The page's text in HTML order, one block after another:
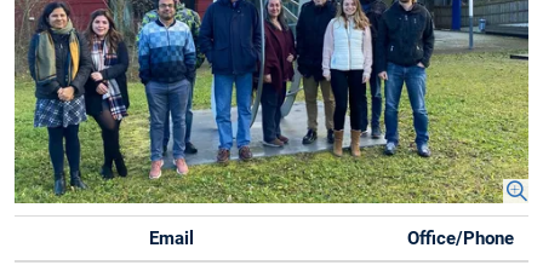
Email Office/Phone